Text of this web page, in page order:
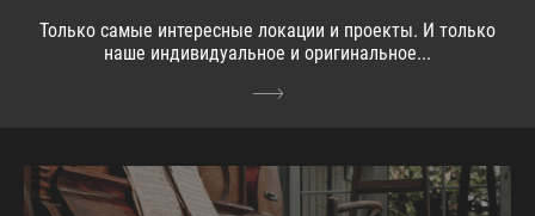
Только самые интересные локации и проекты. И только
наше индивидуальное и оригинальное...